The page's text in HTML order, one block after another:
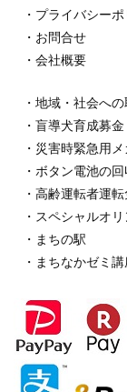
・プライバシー
・お問合せ
・会社概要
・地域・社会へ
・盲導犬育成募金
・災害時緊急用
・ボタン電池の回
・高齢運転者運
・スペシャルオ
・まちの駅
・まちなかゼミ講